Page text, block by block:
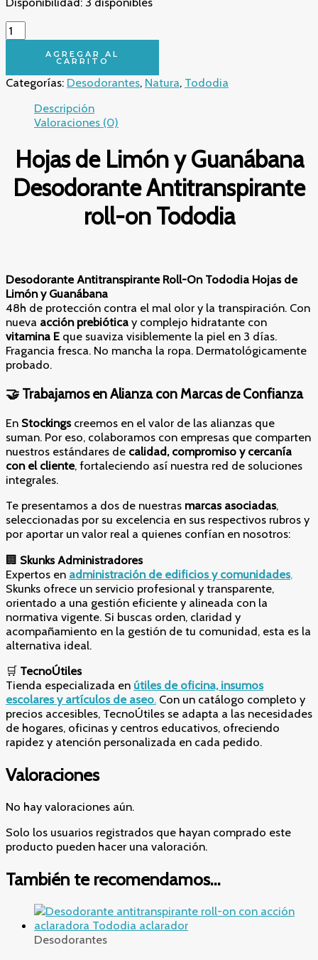
🌿
Activa
Inteligente
Natural
Antitranspirante
Roll-
On
Hojas
75
Ml.
cantidad
AGREGAR AL
CARRITO
Categorías: Desodorantes, Natura, Tododia
Descripción
Valoraciones (0)
Hojas de Limón y Guanábana
Desodorante Antitranspirante
roll-on Tododia
Desodorante Antitranspirante Roll-On Tododia Hojas de
Limón y Guanábana
48h de protección contra el mal olor y la transpiración. Con
nueva acción prebiótica y complejo hidratante con
vitamina E que suaviza visiblemente la piel en 3 días.
Fragancia fresca. No mancha la ropa. Dermatológicamente
probado.
🤝 Trabajamos en Alianza con Marcas de Confianza
En Stockingscreemos en el valor de las alianzas que
suman. Por eso, colaboramos con empresas que comparten
nuestros estándares de calidad, compromiso y cercanía
con el cliente, fortaleciendo así nuestra red de soluciones
integrales.
Te presentamos a dos de nuestras marcas asociadas,
seleccionadas por su excelencia en sus respectivos rubros y
por aportar un valor real a quienes confían en nosotros:
🏢 Skunks Administradores
Expertos en administración de edificios y comunidades,
Skunks ofrece un servicio profesional y transparente,
orientado a una gestión eficiente y alineada con la
normativa vigente. Si buscas orden, claridad y
acompañamiento en la gestión de tu comunidad, esta es la
alternativa ideal.
🛒 TecnoÚtiles
Tienda especializada en útiles de oficina, insumos
escolares y artículos de aseo. Con un catálogo completo y
precios accesibles, TecnoÚtiles se adapta a las necesidades
de hogares, oficinas y centros educativos, ofreciendo
rapidez y atención personalizada en cada pedido.
Valoraciones
No hay valoraciones aún.
Solo los usuarios registrados que hayan comprado este
producto pueden hacer una valoración.
También te recomendamos…
Desodorantes